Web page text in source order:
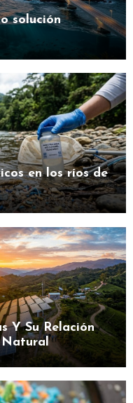
solución
en los ríos de
Y Su Relación